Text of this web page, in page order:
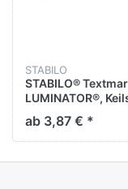
STABILO
STABILO®
LUMINATOR®,
2 - 5 mm,
pink
ab 3,87 € *